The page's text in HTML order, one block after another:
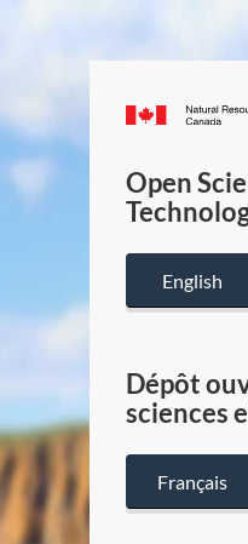
Open
English
Dépôt
sciences
Français